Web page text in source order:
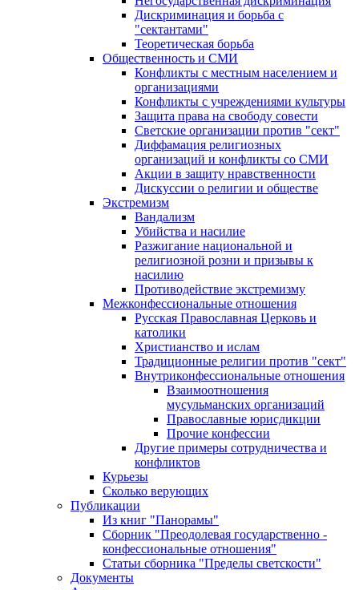
Дискриминация и борьба с
"сектантами"
Теоретическая борьба
Общественность и СМИ
Конфликты с местным населением и
организациями
Конфликты с учреждениями культуры
Защита права на свободу совести
Светские организации против "сект"
Диффамация религиозных
организаций и конфликты со СМИ
Акции в защиту нравственности
Дискуссии о религии и обществе
Экстремизм
Вандализм
Убийства и насилие
Разжигание национальной и
религиозной розни и призывы к
насилию
Противодействие экстремизму
Межконфессиональные отношения
Русская Православная Церковь и
католики
Христианство и ислам
Традиционные религии против "сект"
Внутриконфессиональные отношения
Взаимоотношения
мусульманских организаций
Православные юрисдикции
Прочие конфессии
Другие примеры сотрудничества и
конфликтов
Курьезы
Сколько верующих
Публикации
Из книг "Панорамы"
Сборник "Преодолевая государственно -
конфессиональные отношения"
Статьи сборника "Пределы светскости"
Документы